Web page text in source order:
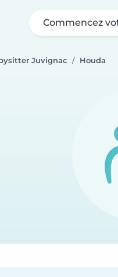
Commencez
Juvignac Houda